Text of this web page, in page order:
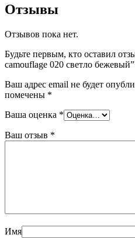
Отзывы
Отзывов пока нет.
Будьте первым, кто оставил
camouflage 020 светло бежевый”
Ваш адрес email не будет
помечены *
Ваша оценка *
Ваш отзыв *
Имя